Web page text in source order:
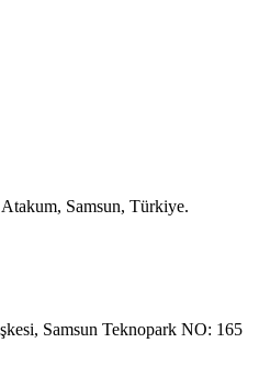
Samsun, Türkiye.
Samsun Teknopark NO: 165